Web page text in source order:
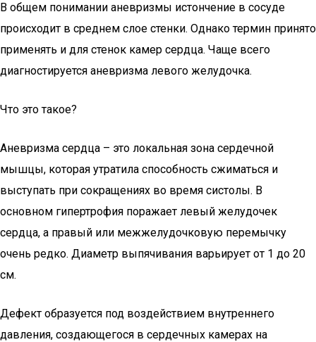
В общем понимании аневризмы истончение в сосуде
происходит в среднем слое стенки. Однако термин принято
применять и для стенок камер сердца. Чаще всего
диагностируется аневризма левого желудочка.
Что это такое?
Аневризма сердца – это локальная зона сердечной
мышцы, которая утратила способность сжиматься и
выступать при сокращениях во время систолы. В
основном гипертрофия поражает левый желудочек
сердца, а правый или межжелудочковую перемычку
очень редко. Диаметр выпячивания варьирует от 1 до 20
см.
Дефект образуется под воздействием внутреннего
давления, создающегося в сердечных камерах на